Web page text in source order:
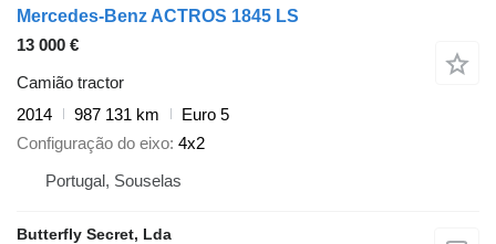
Mercedes-Benz ACTROS 1845 LS
13 000 €
Camião tractor
2014
987 131 km
Euro 5
Configuração do eixo 4x2
Portugal, Souselas
Butterfly Secret, Lda